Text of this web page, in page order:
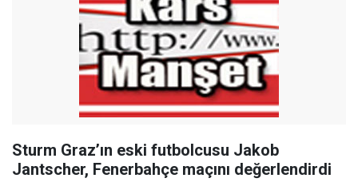
Sturm Graz’ın eski futbolcusu Jakob
Jantscher, Fenerbahçe maçını değerlendirdi